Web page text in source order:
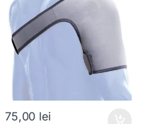
75,00 lei